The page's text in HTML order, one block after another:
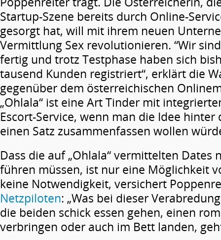
Startup-Szene bereits durch Online-
gesorgt hat, will mit ihrem neuen
Vermittlung Sex revolutionieren. “Wir
fertig und trotz Testphase haben sich
tausend Kunden registriert“, erklärt die
gegenüber dem österreichischen
„Ohlala“ ist eine Art Tinder mit
Escort-Service, wenn man die Idee
einen Satz zusammenfassen wollen
Dass die auf „Ohlala“ vermittelten Dates
führen müssen, ist nur eine Möglichkeit
keine Notwendigkeit, versichert
Netzpiloten: „Was bei dieser
die beiden schick essen gehen, einen
verbringen oder auch im Bett landen,